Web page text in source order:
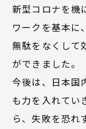
新型コロナを機
ワークを基本に
無駄をなくして
ができました。
今後は、日本国
も力を入れてい
ら、失敗を恐れ